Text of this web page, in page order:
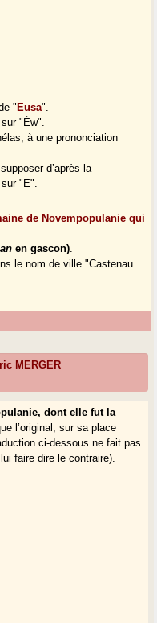
" Eusa".
"Èw".
à une prononciation
d’après la
sur "E".
de Novempopulanie qui
en gascon).
le nom de ville "Castenau
MERGER
dont elle fut la
l’original, sur sa place
ci-dessous ne fait pas
faire dire le contraire).